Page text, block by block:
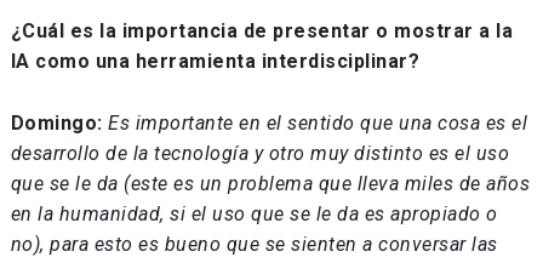
¿Cuál es la importancia de presentar o mostrar a la
IA como una herramienta interdisciplinar?
Domingo: Es importante en el sentido que una cosa es el
desarrollo de la tecnología y otro muy distinto es el uso
que se le da (este es un problema que lleva miles de años
en la humanidad, si el uso que se le da es apropiado o
no), para esto es bueno que se sienten a conversar las